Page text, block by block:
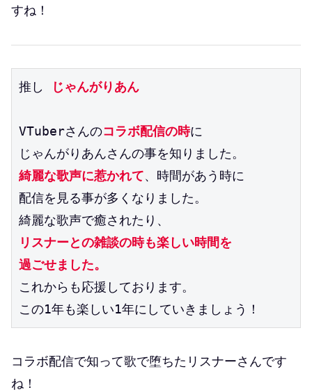
すね！
推し じゃんがりあん
VTuberさんのコラボ配信の時に
じゃんがりあんさんの事を知りました。
綺麗な歌声に惹かれて、時間があう時に
配信を見る事が多くなりました。
綺麗な歌声で癒されたり、
リスナーとの雑談の時も楽しい時間を
過ごせました。
これからも応援しております。
この1年も楽しい1年にしていきましょう！
コラボ配信で知って歌で堕ちたリスナーさんです
ね！